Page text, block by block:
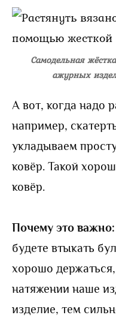
Самодельная
ажурных
А вот, когда надо
например,
укладываем
ковёр. Такой
ковёр.
Почему это важно:
будете втыкать
хорошо
натяжении наше
изделие, тем